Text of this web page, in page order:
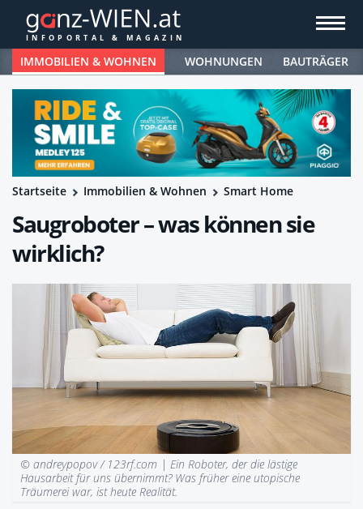
IMMOBILIEN & WOHNEN WOHNUNGEN BAUTRÄGER
Startseite Immobilien & Wohnen Smart Home
Saugroboter – was können sie
wirklich?
© andreypopov / 123rf.com | Ein Roboter, der die lästige
Hausarbeit für uns übernimmt? Was früher eine utopische
Träumerei war, ist heute Realität.